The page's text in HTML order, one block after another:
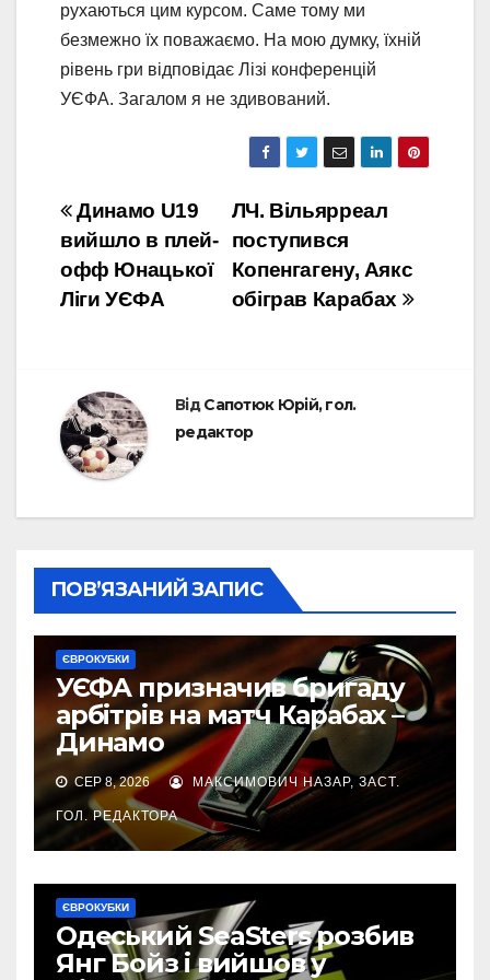
рухаються цим курсом. Саме тому ми
безмежно їх поважаємо. На мою думку, їхній
рівень гри відповідає Лізі конференцій
УЄФА. Загалом я не здивований.
Навігація
записів
ЛЧ. Вільярреал
поступився
Копенгагену, Аякс
обіграв Карабах
Динамо U19
вийшло в плей-
офф Юнацької
Ліги УЄФА
ВідСапотюк Юрій, гол.
редактор
ПОВ’ЯЗАНИЙ ЗАПИС
ЄВРОКУБКИ
УЄФА призначив бригаду
арбітрів на матч Карабах –
Динамо
СЕР 8, 2026 МАКСИМОВИЧ НАЗАР, ЗАСТ.
ГОЛ. РЕДАКТОРА
ЄВРОКУБКИ
Одеський SeaSters розбив
Янг Бойз і вийшов у